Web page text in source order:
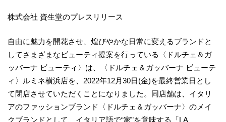
株式会社 資生堂のプレスリリース
自由に魅力を開花させ、煌びやかな日常に変えるブランドと
してさまざまなビューティ提案を行っている〈ドルチェ＆ガ
ッバーナ ビューティ〉は、〈ドルチェ＆ガッバーナ ビューテ
ィ〉ルミネ横浜店を、2022年12月30日(金)を最終営業日とし
て閉店させていただくことになりました。同店舗は、イタリ
アのファッションブランド〈ドルチェ＆ガッバーナ〉のメイ
クブランドとして、イタリア語で“家”を意味する「LA